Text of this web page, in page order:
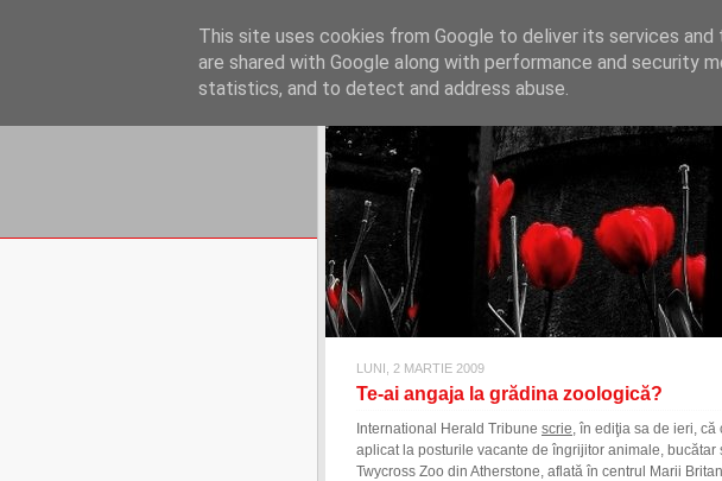
REFLECŢII ECONOMICE
blog de reflecţii, informaţii şi opinii economice
LUNI, 2 MARTIE 2009
Te-ai angaja la grădina zoologică?
International Herald Tribune scrie, în ediţia sa de ieri,
aplicat la posturile vacante de îngrijitor animale,
Twycross Zoo din Atherstone, aflată în centrul Marii
This site uses cookies from Google to deliver its services
are shared with Google along with performance and security
statistics, and to detect and address abuse.